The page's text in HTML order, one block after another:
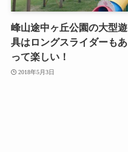
峰山途中ヶ丘公園の大型遊
具はロングスライダーもあ
って楽しい！
2018年5月3日